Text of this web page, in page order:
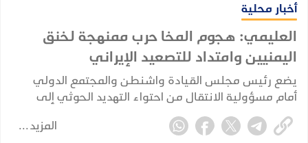
أخبار محلية
العليمي: هجوم المخا حرب ممنهجة لخنق
اليمنيين وامتداد للتصعيد الإيراني
يضع رئيس مجلس القيادة واشنطن والمجتمع الدولي
أمام مسؤولية الانتقال من احتواء التهديد الحوثي إلى
ضرب جذوره.
المزيد